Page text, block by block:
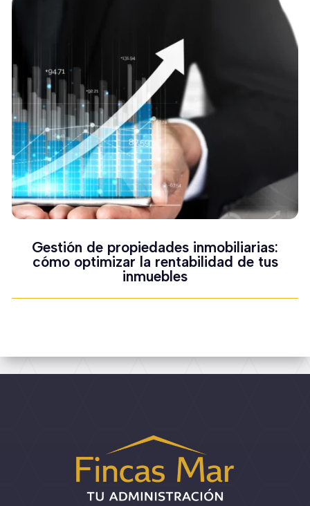
Gestión de propiedades inmobiliarias:
cómo optimizar la rentabilidad de tus
inmuebles